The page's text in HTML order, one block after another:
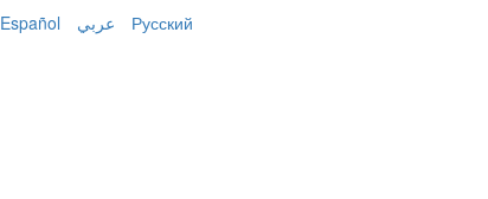
Español عربي Русский